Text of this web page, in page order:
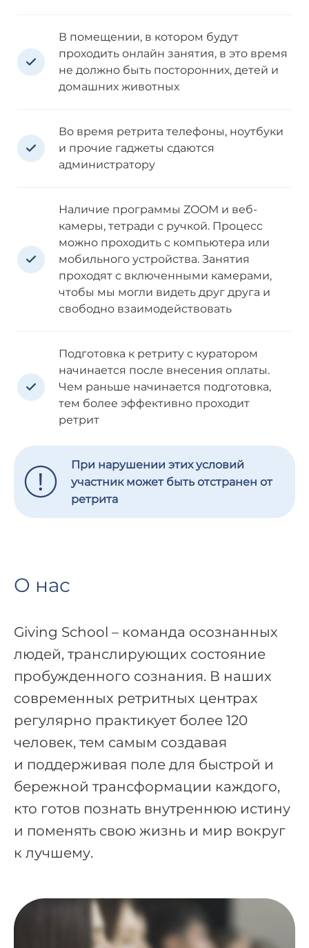
В помещении, в котором будут
проходить онлайн занятия, в это время
не должно быть посторонних, детей и
домашних животных
Во время ретрита телефоны, ноутбуки
и прочие гаджеты сдаются
администратору
Наличие программы ZOOM и веб-
камеры, тетради с ручкой. Процесс
можно проходить с компьютера или
мобильного устройства. Занятия
проходят с включенными камерами,
чтобы мы могли видеть друг друга и
свободно взаимодействовать
Подготовка к ретриту с куратором
начинается после внесения оплаты.
Чем раньше начинается подготовка,
тем более эффективно проходит
ретрит
При нарушении этих условий
участник может быть отстранен от
ретрита
О нас
Giving School – команда осознанных
людей, транслирующих состояние
пробужденного сознания. В наших
современных ретритных центрах
регулярно практикует более 120
человек, тем самым создавая
и поддерживая поле для быстрой и
бережной трансформации каждого,
кто готов познать внутреннюю истину
и поменять свою жизнь и мир вокруг
к лучшему.